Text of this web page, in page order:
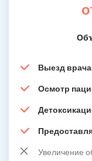
Выезд врача
Осмотр
Увеличение